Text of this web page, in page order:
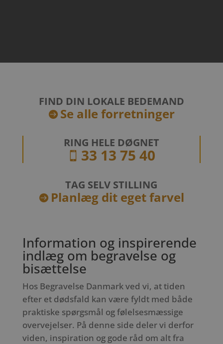
FIND DIN LOKALE BEDEMAND
 Se alle forretninger
RING HELE DØGNET
 33 13 75 40
TAG SELV STILLING
 Planlæg dit eget farvel
Information og inspirerende
indlæg om begravelse og
bisættelse
Hos Begravelse Danmark ved vi, at tiden
efter et dødsfald kan være fyldt med både
praktiske spørgsmål og følelsesmæssige
overvejelser. På denne side deler vi derfor
viden, inspiration og gode råd om alt fra